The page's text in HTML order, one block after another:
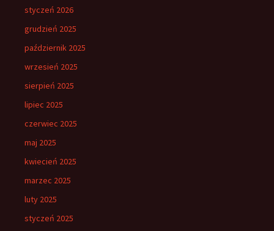
styczeń 2026
grudzień 2025
październik 2025
wrzesień 2025
sierpień 2025
lipiec 2025
czerwiec 2025
maj 2025
kwiecień 2025
marzec 2025
luty 2025
styczeń 2025